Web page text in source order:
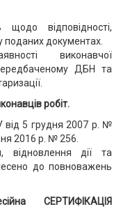
відповідності,
поданих документах.
виконавчої
ДБН та
робіт.
від 5 грудня 2007 р. №
2016 р. № 256.
відновлення дії та
до повноважень
СЕРТИФІКАЦІЯ